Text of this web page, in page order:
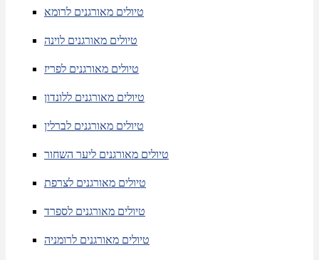
טיולים מאורגנים לרומא
טיולים מאורגנים לוינה
טיולים מאורגנים לפריז
טיולים מאורגנים ללונדון
טיולים מאורגנים לברלין
טיולים מאורגנים ליער השחור
טיולים מאורגנים לצרפת
טיולים מאורגנים לספרד
טיולים מאורגנים לרומניה